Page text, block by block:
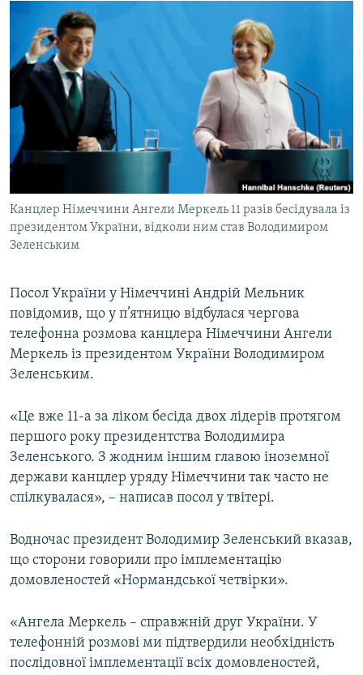
УКРАЇНА
СВІТ
СХЕМИ
КИТАЙ.ВИКЛИКИ
МУЛЬТИМЕДІА
ФОТО
СПЕЦПРОЄКТИ
ПОДКАСТИ
КРИМ РЕАЛІЇ
РУС
КТАТ
ДОЛУЧАЙСЯ!
Усі сайти RFE/RL
Канцлер Німеччини Ангели Меркель 11 разів бесідувала із
президентом України, відколи ним став Володимиром
Зеленським
Посол України у Німеччині Андрій Мельник
повідомив, що у п’ятницю відбулася чергова
телефонна розмова канцлера Німеччини Ангели
Меркель із президентом України Володимиром
Зеленським.
«Це вже 11-а за ліком бесіда двох лідерів протягом
першого року президентства Володимира
Зеленського. З жодним іншим главою іноземної
держави канцлер уряду Німеччини так часто не
спілкувалася», – написав посол у твітері.
Водночас президент Володимир Зеленський вказав,
що сторони говорили про імплементацію
домовленостей «Нормандської четвірки».
«Ангела Меркель – справжній друг України. У
телефонній розмові ми підтвердили необхідність
послідовної імплементації всіх домовленостей,